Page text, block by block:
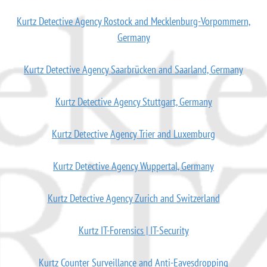
Kurtz Detective Agency Rostock and Mecklenburg-Vorpommern,
Germany
Kurtz Detective Agency Saarbrücken and Saarland, Germany
Kurtz Detective Agency Stuttgart, Germany
Kurtz Detective Agency Trier and Luxemburg
Kurtz Detective Agency Wuppertal, Germany
Kurtz Detective Agency Zurich and Switzerland
Kurtz IT-Forensics | IT-Security
Kurtz Counter Surveillance and Anti-Eavesdropping